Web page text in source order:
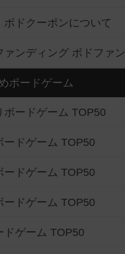
ボドクーポンについて
ァンディング ボドファン
ボードゲーム
ボードゲーム TOP50
ードゲーム TOP50
ードゲーム TOP50
ードゲーム TOP50
ドゲーム TOP50